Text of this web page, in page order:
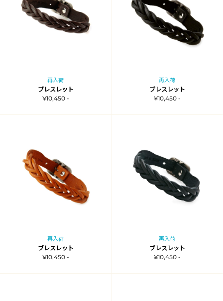
再入荷
ブレスレット
¥10,450 -
再入荷
ブレスレット
¥10,450 -
再入荷
ブレスレット
¥10,450 -
再入荷
ブレスレット
¥10,450 -